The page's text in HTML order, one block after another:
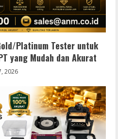
Platinum Tester untuk
yang Mudah dan Akurat
2026